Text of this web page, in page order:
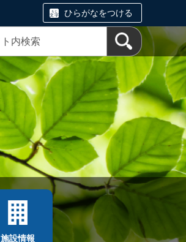
ひらがなをつける
施設情報